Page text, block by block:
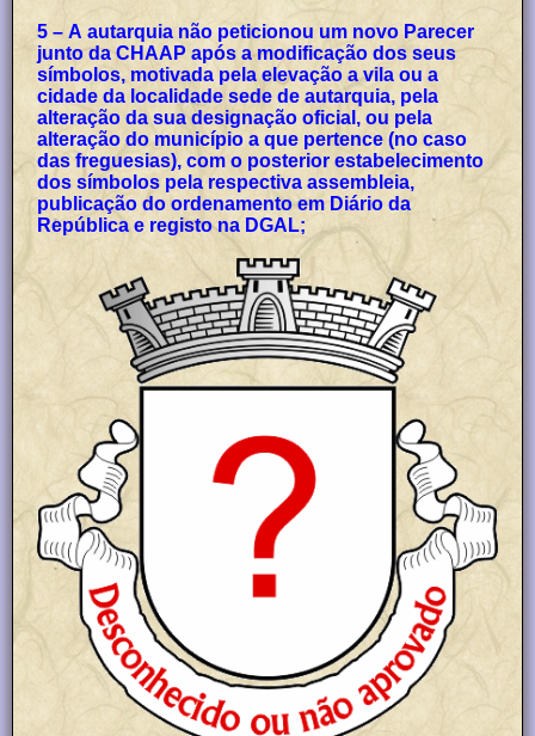
5 – A autarquia não peticionou um novo Parecer
junto da CHAAP após a modificação dos seus
símbolos, motivada pela elevação a vila ou a
cidade da localidade sede de autarquia, pela
alteração da sua designação oficial, ou pela
alteração do município a que pertence (no caso
das freguesias), com o posterior estabelecimento
dos símbolos pela respectiva assembleia,
publicação do ordenamento em Diário da
República e registo na DGAL;